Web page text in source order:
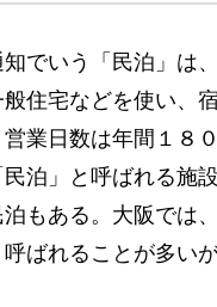
でいう「民泊」は
般住宅などを使い、
業日数は年間１８
泊」と呼ばれる施
もある。大阪では
呼ばれることが多い